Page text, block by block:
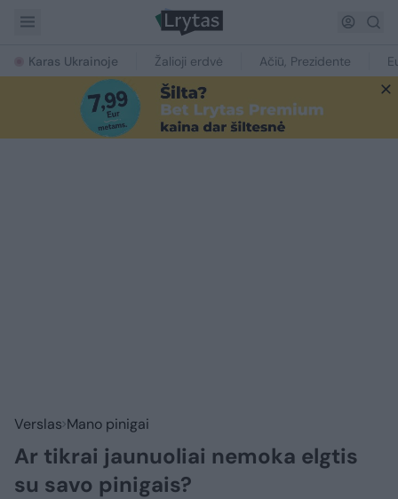
Karas Ukrainoje Žalioji erdvė Ačiū, Prezidente
Verslas Mano pinigai
Ar tikrai jaunuoliai nemoka elgtis
su savo pinigais?